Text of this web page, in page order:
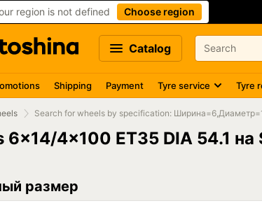
region is not defined Choose region
Catalog
Shipping Payment Tyre service Tyre
Search for wheels by specification:
6x14/4x100 ET35 DIA 54.1
размер